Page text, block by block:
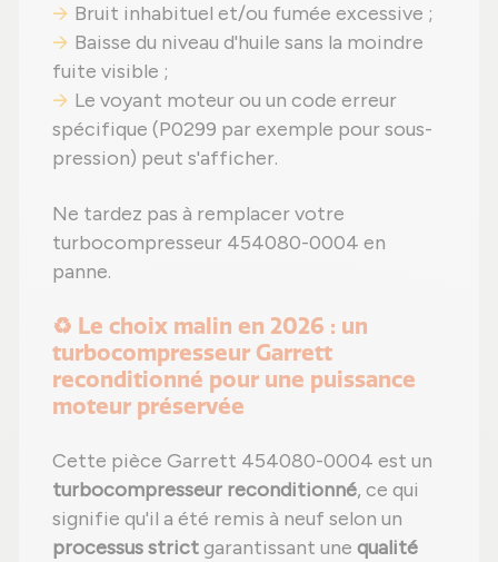
Bruit inhabituel et/ou fumée excessive ;
Baisse du niveau d'huile sans la moindre
fuite visible ;
Le voyant moteur ou un code erreur
spécifique (P0299 par exemple pour sous-
pression) peut s'afficher.
Ne tardez pas à remplacer votre
turbocompresseur 454080-0004 en
panne.
♻️ Le choix malin en 2026 : un
turbocompresseur Garrett
reconditionné pour une puissance
moteur préservée
Cette pièce Garrett 454080-0004 est un
turbocompresseur reconditionné, ce qui
signifie qu'il a été remis à neuf selon un
processus strictgarantissant une qualité